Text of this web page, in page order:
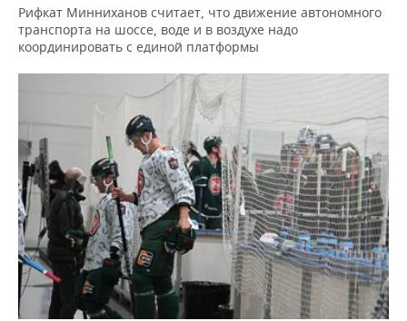
Рифкат Минниханов считает, что движение автономного
транспорта на шоссе, воде и в воздухе надо
координировать с единой платформы